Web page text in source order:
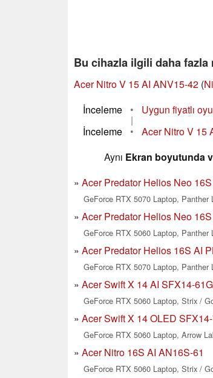
Bu cihazla ilgili daha fazla
Acer Nitro V 15 AI ANV15-42 (
İnceleme
• Uygun fiyatlı
|
İnceleme
•
Acer Nitro V 15
Aynı Ekran boyutunda
Acer Predator Helios Neo
GeForce RTX 5070 Laptop,
Acer Predator Helios Neo
GeForce RTX 5060 Laptop,
Acer Predator Helios 16S AI
GeForce RTX 5070 Laptop,
Acer Swift X 14 AI SFX14-
GeForce RTX 5060 Laptop, Strix /
Acer Swift X 14 OLED
GeForce RTX 5060 Laptop, Arrow
Acer Nitro 16S AI AN16S-61
GeForce RTX 5060 Laptop, Strix /